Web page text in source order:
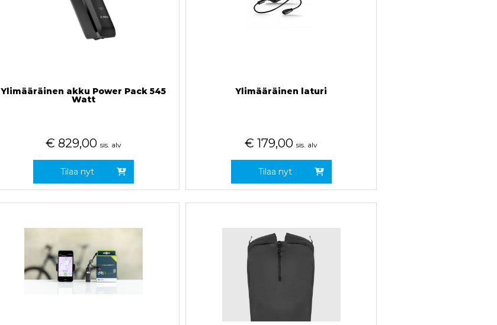
Ylimääräinen akku Power Pack 545
Watt
€ 829,00 sis. alv
Tilaa nyt
Ylimääräinen laturi
€ 179,00 sis. alv
Tilaa nyt